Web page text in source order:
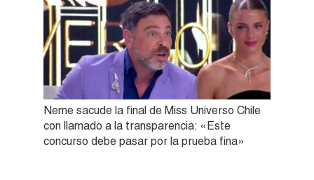
Neme sacude la final de Miss Universo Chile
con llamado a la transparencia: «Este
concurso debe pasar por la prueba fina»